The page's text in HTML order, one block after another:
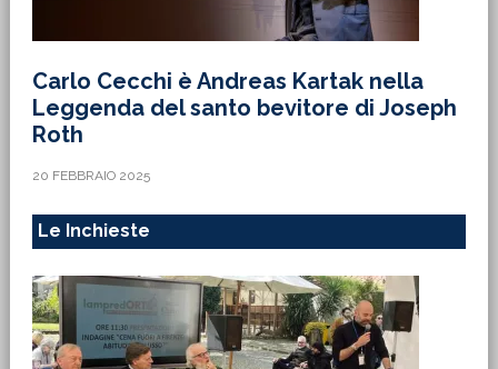
Carlo Cecchi è Andreas Kartak nella
Leggenda del santo bevitore di Joseph
Roth
20 FEBBRAIO 2025
Le Inchieste